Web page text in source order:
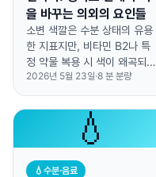
을 바꾸는 의외의 요인들
소변 색깔은 수분 상태의 유용
한 지표지만, 비타민 B2나 특
정 약물 복용 시 색이 왜곡되어
70% 이상 오판될 수 있습니
다.
2026년 5월 23일·8 분 분량
💧
💧 수분·음료